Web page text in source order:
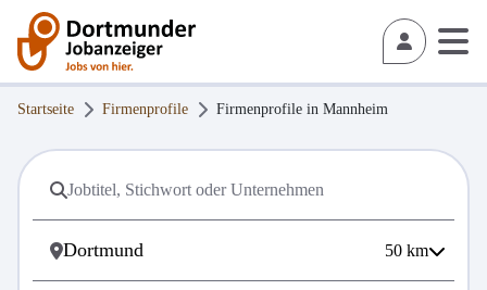
Startseite Firmenprofile Firmenprofile in Mannheim
50 km